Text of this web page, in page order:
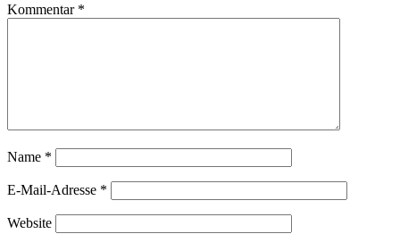
Kommentar *
Name *
E-Mail-Adresse *
Website